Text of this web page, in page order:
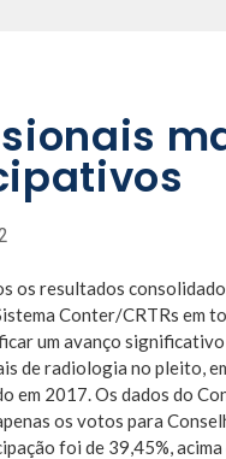
os resultados
Conter/CRTRs em
um avanço
de radiologia no pleito,
em 2017. Os dados do
os votos para
foi de 39,45%,